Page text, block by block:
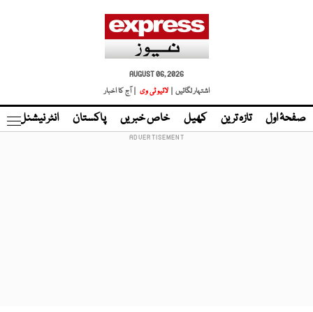
AUGUST 06, 2026
اشتہار لگائیں |
لائیو ٹی وی | آج کا اخبار
صفحۂ اول تازہ ترین کھیل خاص خبریں پاکستان انٹر نیشنل